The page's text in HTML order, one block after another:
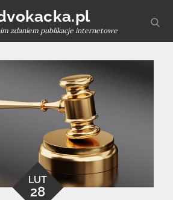
zdaniem publikacje internetowe
LUT
28